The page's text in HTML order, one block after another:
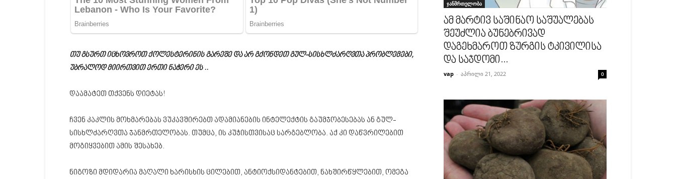
თუ გსურთ იცხოვროთ ქოლესტერინის გარეშე და არ გქონდეთ გულ-სისხლძარღვთა პრობლემები,
უბრალოდ მიირთვით ერთი ნაჭერი ეს ..
დაამატეთ თქვენს დიეტას!
ჩვენ კაკლის მოხმარებას ვუკავშირებთ ადამიანების ინტელექტის გაუმჯობესებას ან გულ-
სისხლძარღვთა ჯანმრთელობას. თუმცა, ის კუჭისთვისაც სარგებლობა. აქ კი დაწვრილებით
მოგიყვებით ამის შესახებ.
ნიგოზი მდიდარია მაღალი ხარისხის ცილებით, ანტიოქსიდანტებით, ნახშირწყლებით, ომეგა
ჯანმრთელობა
ამ მარტივ საშინაო საშუალებას
შეუძლია ბუნებრივად
დაგეხმაროთ ზურგის ტკივილისა
და საჯდომი...
vap - აპრილი 21, 2022 0